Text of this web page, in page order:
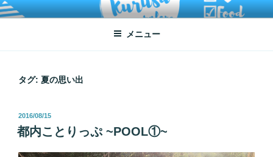
コ
ン
ン
ATSUKO KURUSU SALONE
written by Atsuko Kurusu
メニュー
タグ: 夏の思い出
投
稿
日:
2016/08/15
都内ことりっぷ ~POOL①~